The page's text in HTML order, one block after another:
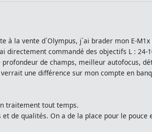
la vente d´Olympus, j´ai brader mon E-
directement commandé des objectifs L :
de champs, meilleur autofocus,
une différence sur mon compte en
traitement tout temps.
et de qualités. On a de la place pour le